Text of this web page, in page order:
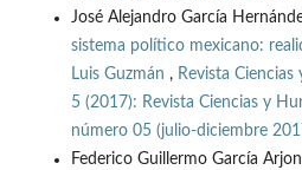
José Alejandro García
sistema político mexicano:
Luis Guzmán , Revista
5 (2017): Revista Ciencias y
número 05 (julio-diciembre
Federico Guillermo García